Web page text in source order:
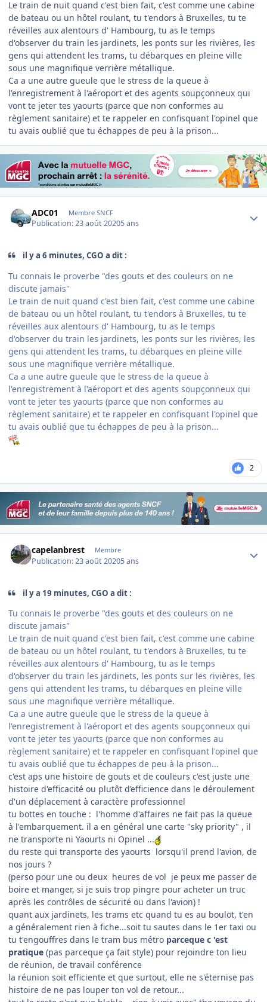
Le train de nuit quand c'est bien fait, c'est comme une cabine
de bateau ou un hôtel roulant, tu t'endors à Bruxelles, tu te
réveilles aux alentours d' Hambourg, tu as le temps
d'observer du train les jardinets, les ponts sur les rivières, les
gens qui attendent les trams, tu débarques en pleine ville
sous une magnifique verrière métallique.
Ca a une autre gueule que le stress de la queue à
l'enregistrement à l'aéroport et des agents soupçonneux qui
vont te jeter tes yaourts (parce que non conformes au
règlement sanitaire) et te rappeler en confisquant l'opinel que
tu avais oublié que tu échappes de peu à la prison...
ADC01 Membre SNCF
Publication:23 août 20205 ans
il y a 6 minutes, CGO a dit :
Tu connais le proverbe "des gouts et des couleurs on ne
discute jamais"
Le train de nuit quand c'est bien fait, c'est comme une cabine
de bateau ou un hôtel roulant, tu t'endors à Bruxelles, tu te
réveilles aux alentours d' Hambourg, tu as le temps
d'observer du train les jardinets, les ponts sur les rivières, les
gens qui attendent les trams, tu débarques en pleine ville
sous une magnifique verrière métallique.
Ca a une autre gueule que le stress de la queue à
l'enregistrement à l'aéroport et des agents soupçonneux qui
vont te jeter tes yaourts (parce que non conformes au
règlement sanitaire) et te rappeler en confisquant l'opinel que
tu avais oublié que tu échappes de peu à la prison...
2
capelanbrest Membre
Publication:23 août 20205 ans
il y a 19 minutes, CGO a dit :
Tu connais le proverbe "des gouts et des couleurs on ne
discute jamais"
Le train de nuit quand c'est bien fait, c'est comme une cabine
de bateau ou un hôtel roulant, tu t'endors à Bruxelles, tu te
réveilles aux alentours d' Hambourg, tu as le temps
d'observer du train les jardinets, les ponts sur les rivières, les
gens qui attendent les trams, tu débarques en pleine ville
sous une magnifique verrière métallique.
Ca a une autre gueule que le stress de la queue à
l'enregistrement à l'aéroport et des agents soupçonneux qui
vont te jeter tes yaourts (parce que non conformes au
règlement sanitaire) et te rappeler en confisquant l'opinel que
tu avais oublié que tu échappes de peu à la prison...
c'est aps une histoire de gouts et de couleurs c'est juste une
histoire d'efficacité ou plutôt d’efficience dans le déroulement
d'un déplacement à caractère professionnel
tu bottes en touche : l'homme d'affaires ne fait pas la queue
à l'embarquement. il a en général une carte "sky priority" , il
ne transporte ni Yaourts ni Opinel ...
du reste qui transporte des yaourts lorsqu'il prend l'avion, de
nos jours ?
(perso pour une ou deux heures de vol je peux me passer de
boire et manger, si je suis trop pingre pour acheter un truc
après les contrôles de sécurité ou dans l'avion) !
quant aux jardinets, les trams etc quand tu es au boulot, t'en
a généralement rien à fiche...soit tu sautes dans le 1er taxi ou
tu t'engouffres dans le tram bus métro parceque c 'est
pratique (pas parceque ça fait style) pour rejoindre ton lieu
de réunion, de travail conférence
la réunion soit efficiente et que surtout, elle ne s'éternise pas
histoire de ne pas louper ton vol de retour...